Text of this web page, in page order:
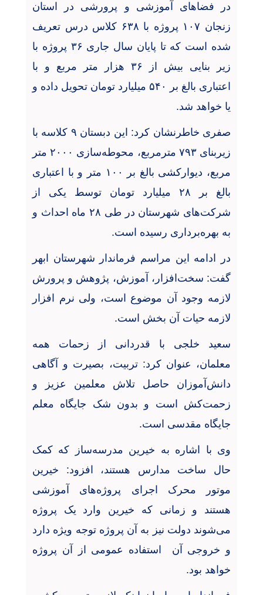
در فضاهای آموزشی و پرورشی در استان
زنجان ۱۰۷ پروژه با ۶۳۸ کلاس درس تعریف
شده است که تا پایان سال جاری ۳۶ پروژه با
زیر بنایی بیش از ۳۶ هزار متر مربع و با
اعتباری بالغ بر
۵۴۰ میلیارد تومان تحویل داده و
یا خواهد شد.
صفری خاطرنشان کرد: این دبستان ۹ کلاسه با
زیربنای ۷۹۳ مترمربع، محوطه‌سازی ۲۰۰۰ متر
مربع، دیوارکشی بالغ بر
۱۰۰ متر و با اعتباری
بالغ بر ۲۸ میلیارد تومان توسط یکی از
شرکت‌های شهرستان در طی ۲۸ ماه احداث و
به بهره‌برداری رسیده است.
در ادامه این مراسم فرماندار شهرستان ابهر
گفت: سخت‌افزار، آموزش، پژوهش و پرورش
لازمه وجود آن موضوع است، ولی نرم افزار
لازمه حیات آن بخش است.
سعید خلجی با قدردانی از زحمات همه
معلمان، عنوان کرد: تربیت، بصیرت و آگاهی
دانش‌آموزان حاصل تلاش معلمین عزیز و
زحمت‌کش است و بدون شک جایگاه معلم
جایگاه مقدسی است.
وی با اشاره به خیرین مدرسه‌ساز که کمک
حال ساخت مدارس هستند، افزود: خیرین
موتور محرک اجرای پروژه‌های آموزشی
هستند و زمانی که خیرین وارد یک پروژه
می‌شوند دولت نیز به آن پروژه توجه ویژه دارد
و خروجی آن
استفاده عمومی از آن پروژه
خواهد بود.